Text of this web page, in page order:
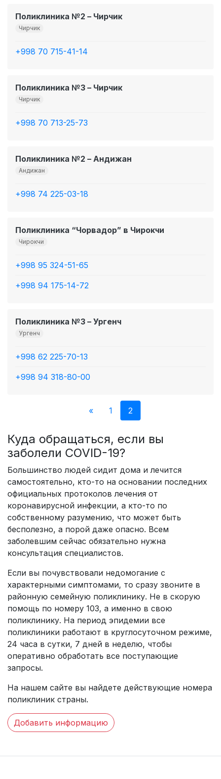
Поликлиника №2 – Чирчик
Чирчик
+998 70 715-41-14
Поликлиника №3 – Чирчик
Чирчик
+998 70 713-25-73
Поликлиника №2 – Андижан
Андижан
+998 74 225-03-18
Поликлиника “Чорвадор” в Чирокчи
Чирокчи
+998 95 324-51-65
+998 94 175-14-72
Поликлиника №3 – Ургенч
Ургенч
+998 62 225-70-13
+998 94 318-80-00
« 1 2
Куда обращаться, если вы
заболели COVID-19?
Большинство людей сидит дома и лечится
самостоятельно, кто-то на основании последних
официальных протоколов лечения от
коронавирусной инфекции, а кто-то по
собственному разумению, что может быть
бесполезно, а порой даже опасно. Всем
заболевшим сейчас обязательно нужна
консультация специалистов.
Если вы почувствовали недомогание с
характерными симптомами, то сразу звоните в
районную семейную поликлинику. Не в скорую
помощь по номеру 103, а именно в свою
поликлинику. На период эпидемии все
поликлиники работают в круглосуточном режиме,
24 часа в сутки, 7 дней в неделю, чтобы
оперативно обработать все поступающие
запросы.
На нашем сайте вы найдете действующие номера
поликлиник страны.
Добавить информацию